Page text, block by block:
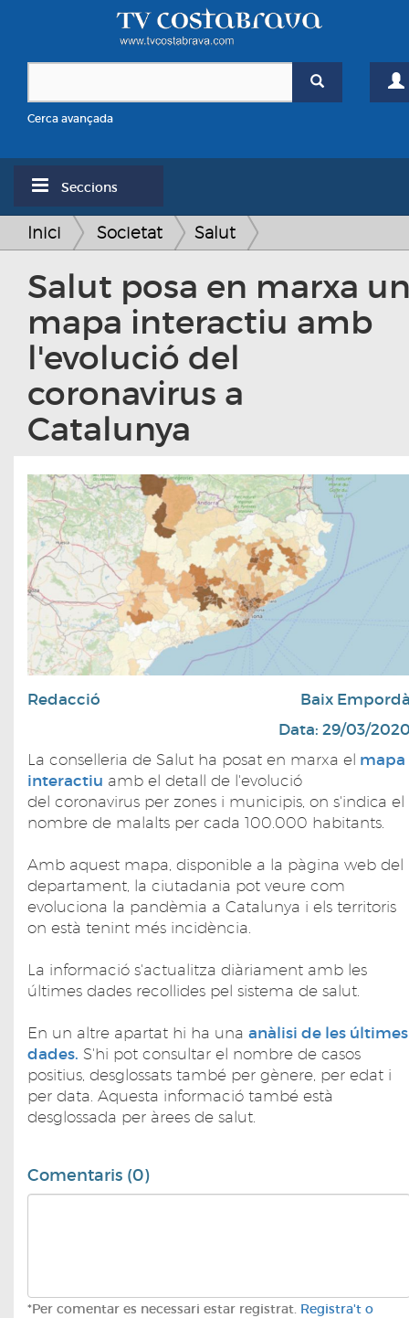
Cerca avançada
Seccions
Inici Societat Salut
Salut posa en marxa
mapa interactiu amb
l'evolució del
coronavirus a
Catalunya
Redacció
Baix
Data: 29/03/
La conselleria de Salut ha posat en marxa el mapa
interactiu amb el detall de l'evolució
del coronavirus per zones i municipis, on s'indica el
nombre de malalts per cada 100.000 habitants.
Amb aquest mapa, disponible a la pàgina web del
departament, la ciutadania pot veure com
evoluciona la pandèmia a Catalunya i els territoris
on està tenint més incidència.
La informació s'actualitza diàriament amb les
últimes dades recollides pel sistema de salut.
En un altre apartat hi ha una anàlisi de les últimes
dades. S'hi pot consultar el nombre de casos
positius, desglossats també per gènere, per edat i
per data. Aquesta informació també està
desglossada per àrees de salut.
Comentaris (0)
*Per comentar es necessari estar registrat. Registra't o